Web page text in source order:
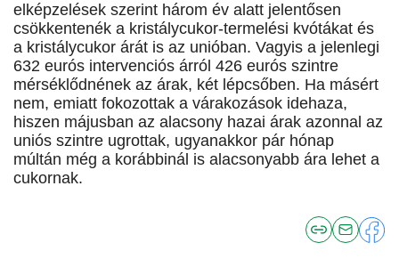
elképzelések szerint három év alatt jelentősen
csökkentenék a kristálycukor-termelési kvótákat és
a kristálycukor árát is az unióban. Vagyis a jelenlegi
632 eurós intervenciós árról 426 eurós szintre
mérséklődnének az árak, két lépcsőben. Ha másért
nem, emiatt fokozottak a várakozások idehaza,
hiszen májusban az alacsony hazai árak azonnal az
uniós szintre ugrottak, ugyanakkor pár hónap
múltán még a korábbinál is alacsonyabb ára lehet a
cukornak.